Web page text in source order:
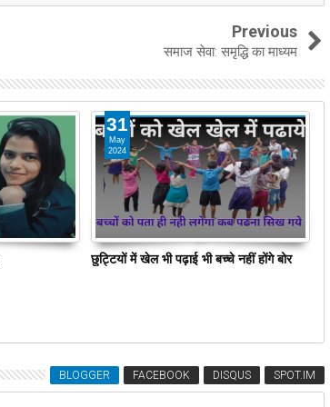
Previous
समाज सेवा: समृद्धि का माध्यम
31
May
2024
छुट्टियों में खेल भी पढ़ाई भी बच्चे नहीं होंगे बोर
BLOGGER FACEBOOK DISQUS SPOT.IM